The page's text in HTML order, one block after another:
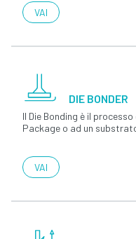
VAI
DIE BONDER
Il Die Bonding è il
Package o ad un
VAI